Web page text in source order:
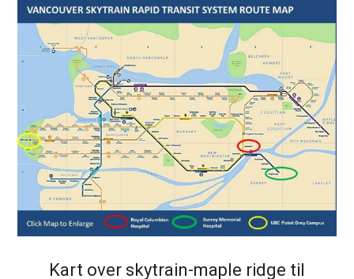
Kart over skytrain-maple ridge til